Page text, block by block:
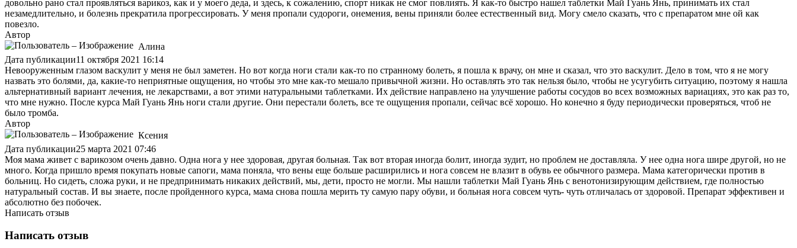
довольно рано стал проявляться варикоз, как и у моего деда, и здесь, к сожалению, спорт никак не смог повлиять. Я как-то быстро нашел таблетки Май Гуань Янь, принимать их стал
незамедлительно, и болезнь прекратила прогрессировать. У меня пропали судороги, онемения, вены приняли более естественный вид. Могу смело сказать, что с препаратом мне ой как
повезло.
Автор
Алина
Дата публикации11 октября 2021 16:14
Невооруженным глазом васкулит у меня не был заметен. Но вот когда ноги стали как-то по странному болеть, я пошла к врачу, он мне и сказал, что это васкулит. Дело в том, что я не могу
назвать это болями, да, какие-то неприятные ощущения, но чтобы это мне как-то мешало привычной жизни. Но оставлять это так нельзя было, чтобы не усугубить ситуацию, поэтому я нашла
альтернативный вариант лечения, не лекарствами, а вот этими натуральными таблетками. Их действие направлено на улучшение работы сосудов во всех возможных вариациях, это как раз то,
что мне нужно. После курса Май Гуань Янь ноги стали другие. Они перестали болеть, все те ощущения пропали, сейчас всё хорошо. Но конечно я буду периодически проверяться, чтоб не
было тромба.
Автор
Ксения
Дата публикации25 марта 2021 07:46
Моя мама живет с варикозом очень давно. Одна нога у нее здоровая, другая больная. Так вот вторая иногда болит, иногда зудит, но проблем не доставляла. У нее одна нога шире другой, но не
много. Когда пришло время покупать новые сапоги, мама поняла, что вены еще больше расширились и нога совсем не влазит в обувь ее обычного размера. Мама категорически против в
больниц. Но сидеть, сложа руки, и не предпринимать никаких действий, мы, дети, просто не могли. Мы нашли таблетки Май Гуань Янь с венотонизирующим действием, где полностью
натуральный состав. И вы знаете, после пройденного курса, мама снова пошла мерить ту самую пару обуви, и больная нога совсем чуть- чуть отличалась от здоровой. Препарат эффективен и
абсолютно без побочек.
Написать отзыв
Написать отзыв